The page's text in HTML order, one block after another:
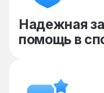
Надежная
помощь в